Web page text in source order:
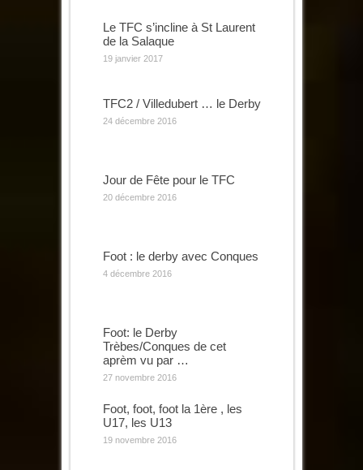
Le TFC s’incline à St Laurent
de la Salaque
19 janvier 2017
TFC2 / Villedubert … le Derby
24 décembre 2016
Jour de Fête pour le TFC
20 décembre 2016
Foot : le derby avec Conques
4 décembre 2016
Foot: le Derby
Trèbes/Conques de cet
aprèm vu par …
27 novembre 2016
Foot, foot, foot la 1ère , les
U17, les U13
19 novembre 2016